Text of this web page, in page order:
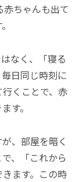
ちゃんも出て
なく、「寝る
日同じ時刻に
くことで、赤
す。
、部屋を暗く
、「これから
ます。この時